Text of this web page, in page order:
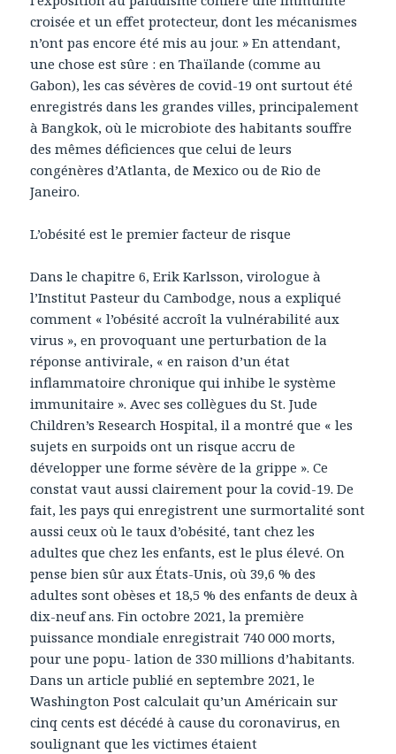
croisée et un effet protecteur, dont les mécanismes
n’ont pas encore été mis au jour. » En attendant,
une chose est sûre : en Thaïlande (comme au
Gabon), les cas sévères de covid-19 ont surtout été
enregistrés dans les grandes villes, principalement
à Bangkok, où le microbiote des habitants souffre
des mêmes déficiences que celui de leurs
congénères d’Atlanta, de Mexico ou de Rio de
Janeiro.
L’obésité est le premier facteur de risque
Dans le chapitre 6, Erik Karlsson, virologue à
l’Institut Pasteur du Cambodge, nous a expliqué
comment « l’obésité accroît la vulnérabilité aux
virus », en provoquant une perturbation de la
réponse antivirale, « en raison d’un état
inflammatoire chronique qui inhibe le système
immunitaire ». Avec ses collègues du St. Jude
Children’s Research Hospital, il a montré que « les
sujets en surpoids ont un risque accru de
développer une forme sévère de la grippe ». Ce
constat vaut aussi clairement pour la covid-19. De
fait, les pays qui enregistrent une surmortalité sont
aussi ceux où le taux d’obésité, tant chez les
adultes que chez les enfants, est le plus élevé. On
pense bien sûr aux États-Unis, où 39,6 % des
adultes sont obèses et 18,5 % des enfants de deux à
dix-neuf ans. Fin octobre 2021, la première
puissance mondiale enregistrait 740 000 morts,
pour une popu- lation de 330 millions d’habitants.
Dans un article publié en septembre 2021, le
Washington Post calculait qu’un Américain sur
cinq cents est décédé à cause du coronavirus, en
soulignant que les victimes étaient